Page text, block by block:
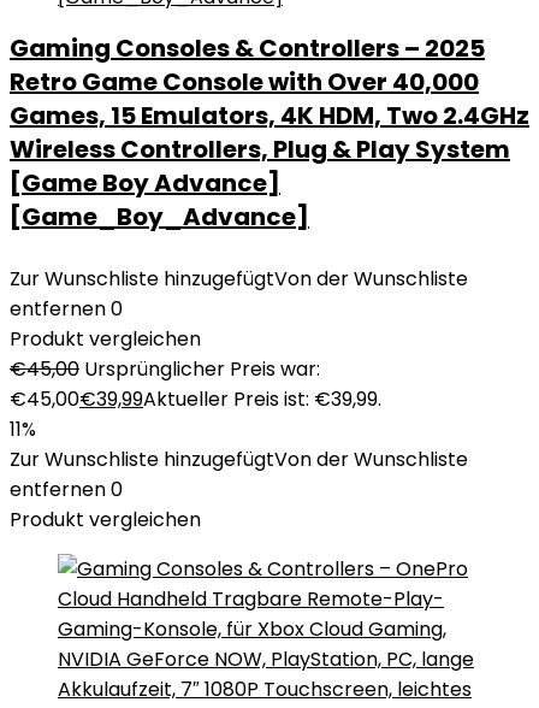
Gaming Consoles & Controllers – 2025
Retro Game Console with Over 40,000
Games, 15 Emulators, 4K HDM, Two 2.4GHz
Wireless Controllers, Plug & Play System
[Game Boy Advance]
[Game_Boy_Advance]
Zur Wunschliste hinzugefügtVon der Wunschliste
entfernen0
Produkt vergleichen
€45,00 Ursprünglicher Preis war:
€45,00€39,99Aktueller Preis ist: €39,99.
11%
Zur Wunschliste hinzugefügtVon der Wunschliste
entfernen0
Produkt vergleichen